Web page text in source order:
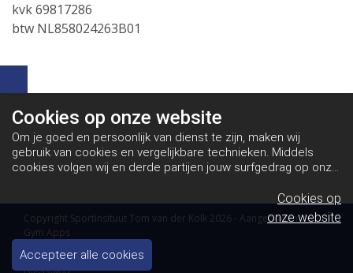
kvk 69817286
btw NL858024263B01
Copyright Sportinsituut Tom van der Kolk 2026 - Aangeboden door
Gym Apps
Algemene voorwaarden
Cookies op onze website
Om je goed en persoonlijk van dienst te zijn, maken wij
gebruik van cookies en vergelijkbare technieken. Middels
cookies volgen wij en derde partijen jouw surfgedrag op onze
en dit maakt het voor jou mogelijk om informatie te delen via
social media.
Bekijk ons cookiebeleid
Cookies op
onze website
Accepteer alle cookies